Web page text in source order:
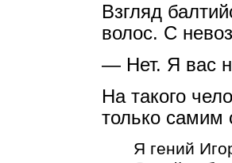
Взгляд
волос. С
— Нет. Я вас
На такого
только самим
Я гений